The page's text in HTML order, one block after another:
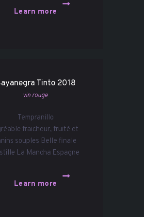
Learn more
Tinto 2018
vin rouge
Tempranillo
fraicheur, fruité et
souples Belle finale
La Mancha Espagne
Learn more